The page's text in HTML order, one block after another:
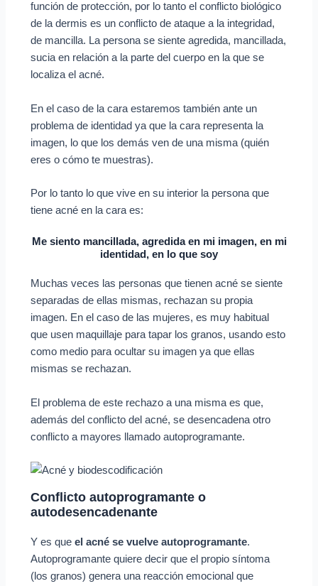
función de protección, por lo tanto el conflicto biológico
de la dermis es un conflicto de ataque a la integridad,
de mancilla. La persona se siente agredida, mancillada,
sucia en relación a la parte del cuerpo en la que se
localiza el acné.
En el caso de la cara estaremos también ante un
problema de identidad ya que la cara representa la
imagen, lo que los demás ven de una misma (quién
eres o cómo te muestras).
Por lo tanto lo que vive en su interior la persona que
tiene acné en la cara es:
Me siento mancillada, agredida en mi imagen, en mi
identidad, en lo que soy
Muchas veces las personas que tienen acné se siente
separadas de ellas mismas, rechazan su propia
imagen. En el caso de las mujeres, es muy habitual
que usen maquillaje para tapar los granos, usando esto
como medio para ocultar su imagen ya que ellas
mismas se rechazan.
El problema de este rechazo a una misma es que,
además del conflicto del acné, se desencadena otro
conflicto a mayores llamado autoprogramante.
Conflicto autoprogramante o
autodesencadenante
Y es que el acné se vuelve autoprogramante.
Autoprogramante quiere decir que el propio síntoma
(los granos) genera una reacción emocional que